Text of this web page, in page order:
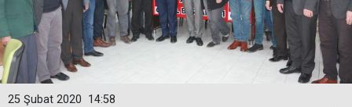
14:58
25 Şubat 2020